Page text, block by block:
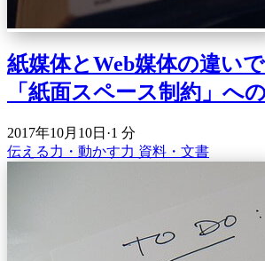
紙媒体とWeb媒体の違い
「紙面スペース制約」へ
2017年10月10日 ·1 分
伝える力・動かす力 資料・文書